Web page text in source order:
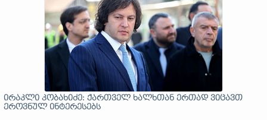
ირაკლი კობახიძე: ქართველ ხალხთან ერთად ვიცავთ
ეროვნულ ინტერესებს